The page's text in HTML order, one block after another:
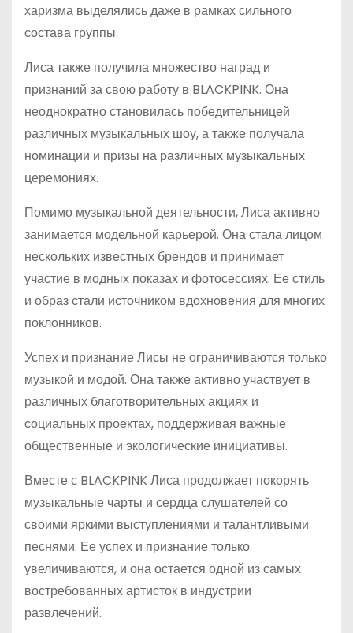
харизма выделялись даже в рамках сильного
состава группы.
Лиса также получила множество наград и
признаний за свою работу в BLACKPINK. Она
неоднократно становилась победительницей
различных музыкальных шоу, а также получала
номинации и призы на различных музыкальных
церемониях.
Помимо музыкальной деятельности, Лиса активно
занимается модельной карьерой. Она стала лицом
нескольких известных брендов и принимает
участие в модных показах и фотосессиях. Ее стиль
и образ стали источником вдохновения для многих
поклонников.
Успех и признание Лисы не ограничиваются только
музыкой и модой. Она также активно участвует в
различных благотворительных акциях и
социальных проектах, поддерживая важные
общественные и экологические инициативы.
Вместе с BLACKPINK Лиса продолжает покорять
музыкальные чарты и сердца слушателей со
своими яркими выступлениями и талантливыми
песнями. Ее успех и признание только
увеличиваются, и она остается одной из самых
востребованных артисток в индустрии
развлечений.